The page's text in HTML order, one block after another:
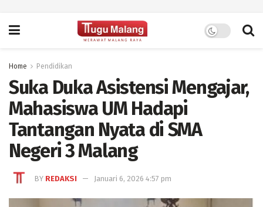
Home Pendidikan
Suka Duka Asistensi Mengajar,
Mahasiswa UM Hadapi
Tantangan Nyata di SMA
Negeri 3 Malang
BY REDAKSI Januari 6, 2026 4:57 pm